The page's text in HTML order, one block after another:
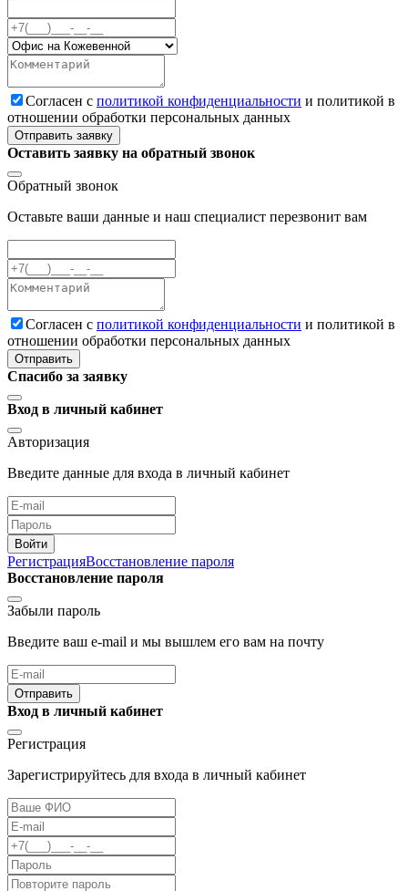
Cогласен с политикой конфиденциальности и политикой в
отношении обработки персональных данных
Отправить заявку
Оставить заявку на обратный звонок
Обратный звонок
Оставьте ваши данные и наш специалист перезвонит вам
Cогласен с политикой конфиденциальности и политикой в
отношении обработки персональных данных
Отправить
Спасибо за заявку
Вход в личный кабинет
Авторизация
Введите данные для входа в личный кабинет
Войти
РегистрацияВосстановление пароля
Восстановление пароля
Забыли пароль
Введите ваш e-mail и мы вышлем его вам на почту
Отправить
Вход в личный кабинет
Регистрация
Зарегистрируйтесь для входа в личный кабинет